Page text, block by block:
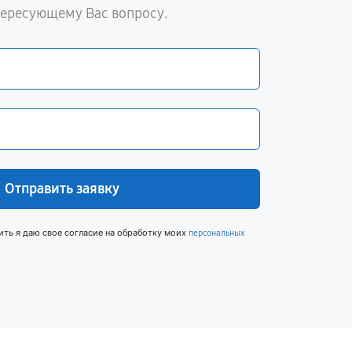
Вас вопросу.
Отправить заявку
я даю свое согласие на обработку моих персональных